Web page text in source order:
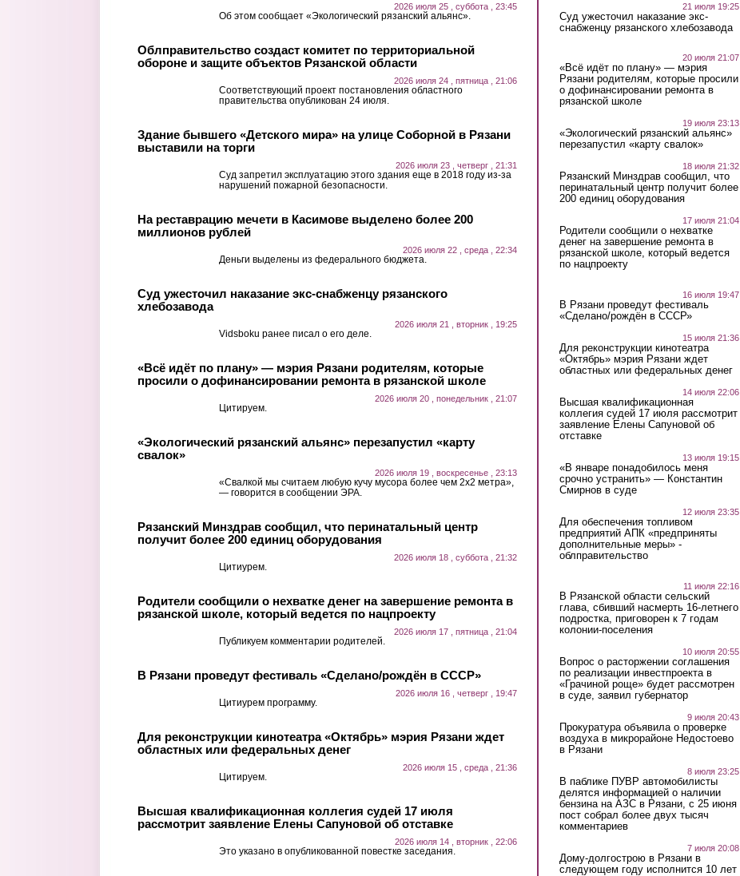
2026 июля 25 , суббота , 23:45
Об этом сообщает «Экологический рязанский альянс».
Облправительство создаст комитет по территориальной
обороне и защите объектов Рязанской области
2026 июля 24 , пятница , 21:06
Соответствующий проект постановления областного
правительства опубликован 24 июля.
Здание бывшего «Детского мира» на улице Соборной в Рязани
выставили на торги
2026 июля 23 , четверг , 21:31
Суд запретил эксплуатацию этого здания еще в 2018 году из-за
нарушений пожарной безопасности.
На реставрацию мечети в Касимове выделено более 200
миллионов рублей
2026 июля 22 , среда , 22:34
Деньги выделены из федерального бюджета.
Суд ужесточил наказание экс-снабженцу рязанского
хлебозавода
2026 июля 21 , вторник , 19:25
Vidsboku ранее писал о его деле.
«Всё идёт по плану» — мэрия Рязани родителям, которые
просили о дофинансировании ремонта в рязанской школе
2026 июля 20 , понедельник , 21:07
Цитируем.
«Экологический рязанский альянс» перезапустил «карту
свалок»
2026 июля 19 , воскресенье , 23:13
«Свалкой мы считаем любую кучу мусора более чем 2х2 метра»,
— говорится в сообщении ЭРА.
Рязанский Минздрав сообщил, что перинатальный центр
получит более 200 единиц оборудования
2026 июля 18 , суббота , 21:32
Цитиурем.
Родители сообщили о нехватке денег на завершение ремонта в
рязанской школе, который ведется по нацпроекту
2026 июля 17 , пятница , 21:04
Публикуем комментарии родителей.
В Рязани проведут фестиваль «Сделано/рождён в СССР»
2026 июля 16 , четверг , 19:47
Цитиурем программу.
Для реконструкции кинотеатра «Октябрь» мэрия Рязани ждет
областных или федеральных денег
2026 июля 15 , среда , 21:36
Цитируем.
Высшая квалификационная коллегия судей 17 июля
рассмотрит заявление Елены Сапуновой об отставке
2026 июля 14 , вторник , 22:06
Это указано в опубликованной повестке заседания.
21 июля 19:25
Суд ужесточил наказание экс-
снабженцу рязанского хлебозавода
20 июля 21:07
«Всё идёт по плану» — мэрия
Рязани родителям, которые просили
о дофинансировании ремонта в
рязанской школе
19 июля 23:13
«Экологический рязанский альянс»
перезапустил «карту свалок»
18 июля 21:32
Рязанский Минздрав сообщил, что
перинатальный центр получит более
200 единиц оборудования
17 июля 21:04
Родители сообщили о нехватке
денег на завершение ремонта в
рязанской школе, который ведется
по нацпроекту
16 июля 19:47
В Рязани проведут фестиваль
«Сделано/рождён в СССР»
15 июля 21:36
Для реконструкции кинотеатра
«Октябрь» мэрия Рязани ждет
областных или федеральных денег
14 июля 22:06
Высшая квалификационная
коллегия судей 17 июля рассмотрит
заявление Елены Сапуновой об
отставке
13 июля 19:15
«В январе понадобилось меня
срочно устранить» — Константин
Смирнов в суде
12 июля 23:35
Для обеспечения топливом
предприятий АПК «предприняты
дополнительные меры» -
облправительство
11 июля 22:16
В Рязанской области сельский
глава, сбивший насмерть 16-летнего
подростка, приговорен к 7 годам
колонии-поселения
10 июля 20:55
Вопрос о расторжении соглашения
по реализации инвестпроекта в
«Грачиной роще» будет рассмотрен
в суде, заявил губернатор
9 июля 20:43
Прокуратура объявила о проверке
воздуха в микрорайоне Недостоево
в Рязани
8 июля 23:25
В паблике ПУВР автомобилисты
делятся информацией о наличии
бензина на АЗС в Рязани, с 25 июня
пост собрал более двух тысяч
комментариев
7 июля 20:08
Дому-долгострою в Рязани в
следующем году исполнится 10 лет